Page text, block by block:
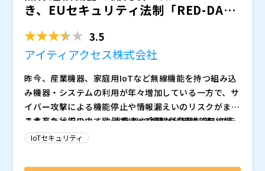
き、EUセキュリティ法制「RED-DA」
3.5
アイティアクセス株式会社
昨今、産業機器、家庭用IoTなど無線機能を持つ組み込
み機器・システムの利用が年々増加している一方で、サ
イバー攻撃による機能停止や情報漏えいのリスクがます
ます高まっています。 消費者や企業が利用する無線機
器をより安全に利用するためには、従来の機能安全への
こうした状況の中、欧州ではIoT機器や産業制御システ
ムを含む無線機器に「RED（Radio Equipment Direct
IoTセキュリティ